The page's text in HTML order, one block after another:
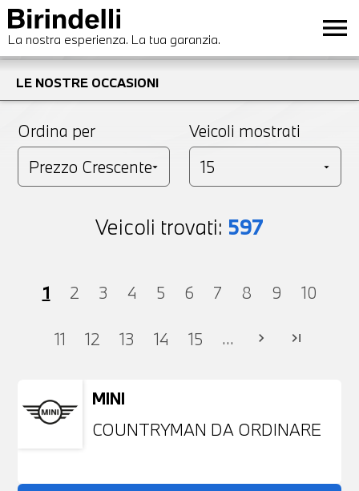
La nostra esperienza. La tua garanzia. menu
LE NOSTRE OCCASIONI
Ordina per Veicoli mostrati
Veicoli trovati: 597
1 2 3 4 5 6 7 8 9 10
11 12 13 14 15 ... chevron_right last_page
MINI
COUNTRYMAN DA ORDINARE